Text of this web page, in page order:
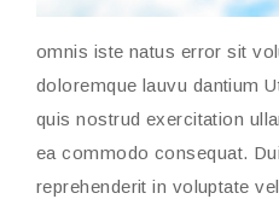
omnis iste natus error sit
doloremque lauvu dantium
quis nostrud exercitation
ea commodo consequat.
reprehenderit in voluptate